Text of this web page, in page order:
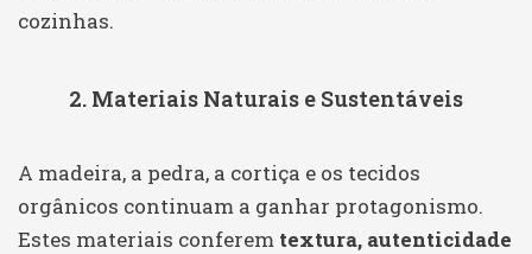
cozinhas.
2. Materiais Naturais e Sustentáveis
A madeira, a pedra, a cortiça e os tecidos
orgânicos continuam a ganhar protagonismo.
Estes materiais conferem textura, autenticidade